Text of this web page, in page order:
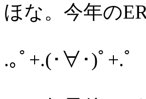
ほな。今年の
.｡ﾟ+.(･∀･)ﾟ+.ﾟ